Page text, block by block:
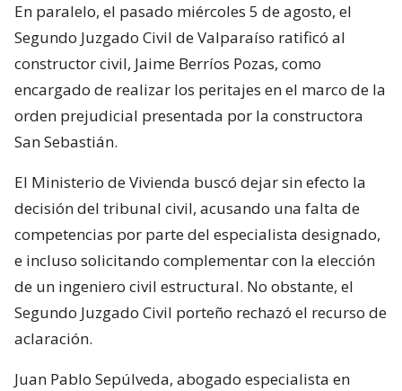
En paralelo, el pasado miércoles 5 de agosto, el
Segundo Juzgado Civil de Valparaíso ratificó al
constructor civil, Jaime Berríos Pozas, como
encargado de realizar los peritajes en el marco de la
orden prejudicial presentada por la constructora
San Sebastián.
El Ministerio de Vivienda buscó dejar sin efecto la
decisión del tribunal civil, acusando una falta de
competencias por parte del especialista designado,
e incluso solicitando complementar con la elección
de un ingeniero civil estructural. No obstante, el
Segundo Juzgado Civil porteño rechazó el recurso de
aclaración.
Juan Pablo Sepúlveda, abogado especialista en